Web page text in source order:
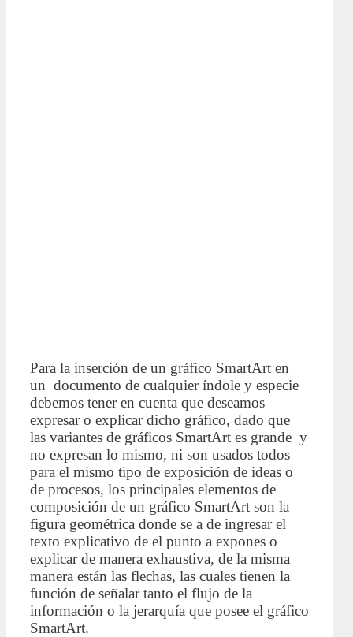
Para la inserción de un gráfico SmartArt en
un documento de cualquier índole y especie
debemos tener en cuenta que deseamos
expresar o explicar dicho gráfico, dado que
las variantes de gráficos SmartArt es grande y
no expresan lo mismo, ni son usados todos
para el mismo tipo de exposición de ideas o
de procesos, los principales elementos de
composición de un gráfico SmartArt son la
figura geométrica donde se a de ingresar el
texto explicativo de el punto a expones o
explicar de manera exhaustiva, de la misma
manera están las flechas, las cuales tienen la
función de señalar tanto el flujo de la
información o la jerarquía que posee el gráfico
SmartArt.